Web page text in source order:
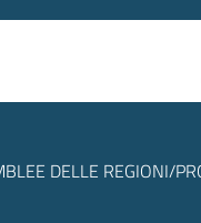
DELLE REGIONI/